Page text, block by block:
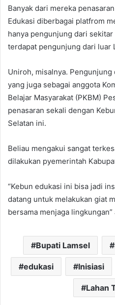
Banyak dari mereka
Edukasi diberbagai platfrom
hanya pengunjung dari
terdapat pengunjung dari luar
Uniroh, misalnya. Pengunjung
yang juga sebagai anggota
Belajar Masyarakat (PKBM)
penasaran sekali dengan
Selatan ini.
Beliau mengakui sangat
dilakukan pyemerintah
“Kebun edukasi ini bisa jadi
datang untuk melakukan giat
bersama menjaga
Bupati Lamsel
edukasi Inisiasi
Lahan